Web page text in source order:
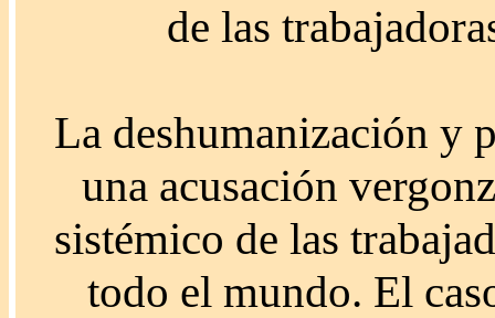
de las
La deshumanización y
una acusación
sistémico de las
todo el mundo. El